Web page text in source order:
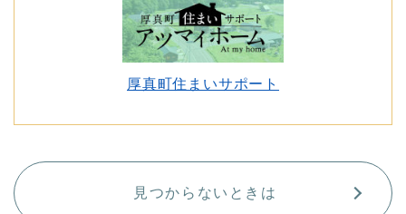
厚真町住まいサポート
見つからないときは